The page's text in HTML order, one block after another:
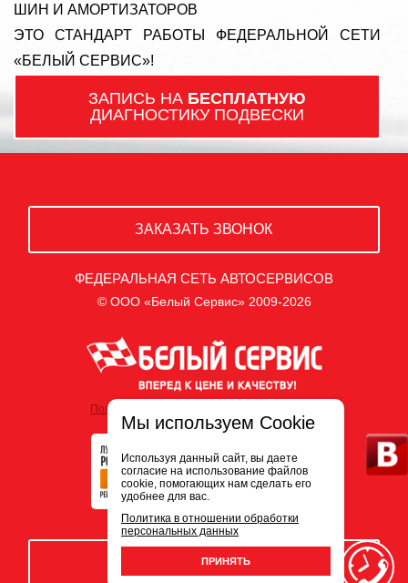
ШИН И АМОРТИЗАТОРОВ
ЭТО СТАНДАРТ РАБОТЫ ФЕДЕРАЛЬНОЙ СЕТИ
«БЕЛЫЙ СЕРВИС»!
ЗАПИСЬ НА БЕСПЛАТНУЮ
ДИАГНОСТИКУ ПОДВЕСКИ
ЗАКАЗАТЬ ЗВОНОК
ФЕДЕРАЛЬНАЯ СЕТЬ АВТОСЕРВИСОВ
© ООО «Белый Сервис» 2009-2026
Политика обработки персональных данных
ЗАПИСЬ НА СЕРВИС
Мы используем Cookie
Используя данный сайт, вы даете
согласие на использование файлов
cookie, помогающих нам сделать его
удобнее для вас.
Политика в отношении обработки
персональных данных
ПРИНЯТЬ